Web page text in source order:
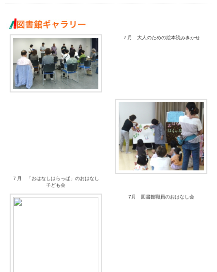
７月 大人のための絵本読みきかせ
７月 「おはなしはらっぱ」のおはなし
子ども会
7月 図書館職員のおはなし会